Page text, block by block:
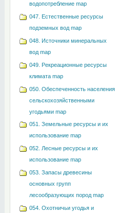
водопотребление map
047. Естественные ресурсы
подземных вод map
048. Источники минеральных
вод map
049. Рекреационные ресурсы
климата map
050. Обеспеченность населения
сельскохозяйственными
угодьями map
051. Земельные ресурсы и их
использование map
052. Лесные ресурсы и их
использование map
053. Запасы древесины
основных групп
лесообразующих пород map
054. Охотничьи угодья и